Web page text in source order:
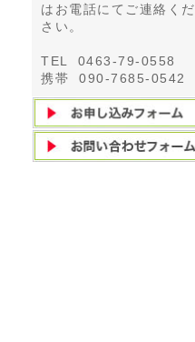
はお電話にてご連絡くだ
さい。
TEL 0463-79-0558
携帯 090-7685-0542